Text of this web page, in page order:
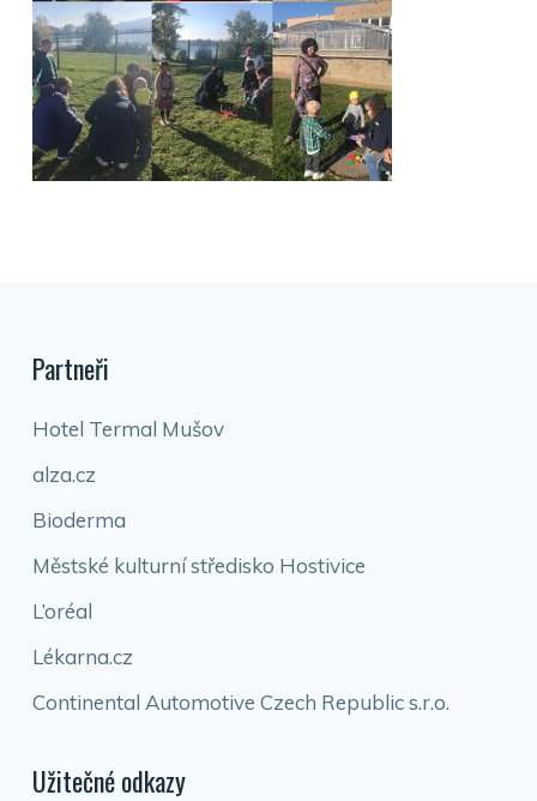
Partneři
Hotel Termal Mušov
alza.cz
Bioderma
Městské kulturní středisko Hostivice
L’oréal
Lékarna.cz
Continental Automotive Czech Republic s.r.o.
Užitečné odkazy